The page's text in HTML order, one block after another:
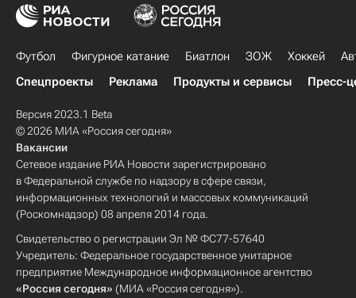
Футбол Фигурное катание Биатлон ЗОЖ Хоккей
Спецпроекты
Реклама Продукты и сервисы Пресс-
Версия 2023.1 Beta
© 2026 МИА «Россия сегодня»
Вакансии
Сетевое издание РИА Новости зарегистрировано
в Федеральной службе по надзору в сфере связи,
информационных технологий и массовых коммуникаций
(Роскомнадзор) 08 апреля 2014 года.
Свидетельство о регистрации Эл № ФС77-57640
Учредитель: Федеральное государственное унитарное
предприятие Международное информационное агентство
«Россия сегодня» (МИА «Россия сегодня»).